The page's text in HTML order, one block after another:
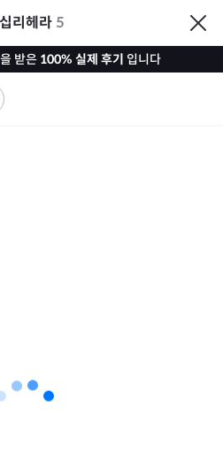
리헤라 5
받은 100% 실제 후기 입니다